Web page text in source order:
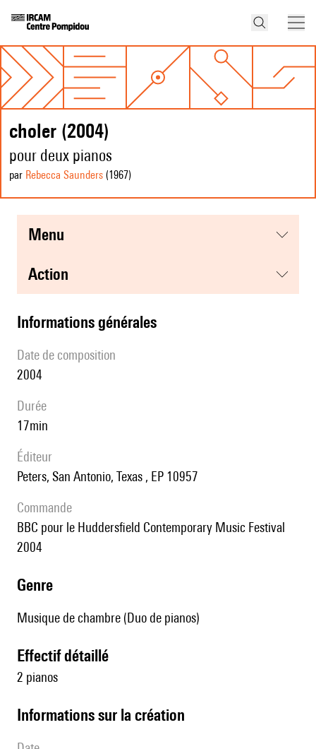
choler (2004)
pour deux pianos
par Rebecca Saunders (1967)
menu
action
informations générales
date de composition
2004
durée
17min
éditeur
Peters, San Antonio, Texas , EP 10957
Commande
BBC pour le Huddersfield Contemporary Music Festival
2004
genre
Musique de chambre (Duo de pianos)
effectif détaillé
2 pianos
informations sur la création